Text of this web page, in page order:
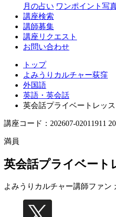
月の占い ワンポイント写
講座検索
講師募集
講座リクエスト
お問い合わせ
トップ
よみうりカルチャー荻窪
外国語
英語・英会話
英会話プライベートレッ
講座コード：202607-02011911
満員
英会話プライベート
よみうりカルチャー講師ファン